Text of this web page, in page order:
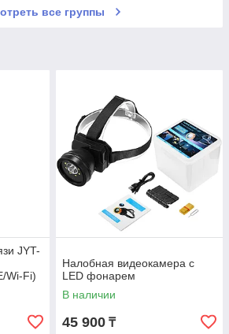
все группы
JYT-
Wi-Fi)
Налобная видеокамера с
LED фонарем
В наличии
45 900 ₸